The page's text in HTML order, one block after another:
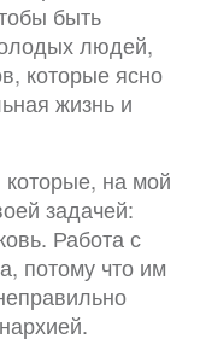
быть
людей,
которые ясно
жизнь и
на мой
задачей:
Работа с
потому что им